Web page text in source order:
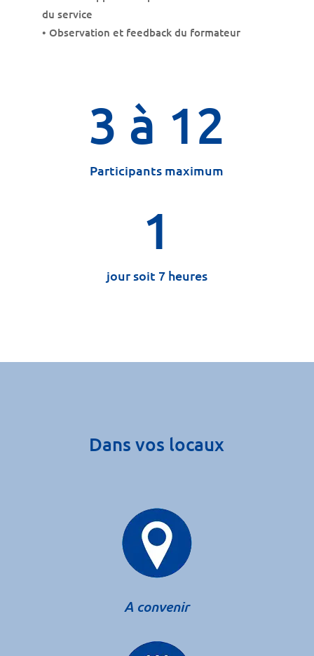
du service
• Observation et feedback du formateur
3 à 12
Participants maximum
1
jour soit 7 heures
Dans vos locaux
A convenir